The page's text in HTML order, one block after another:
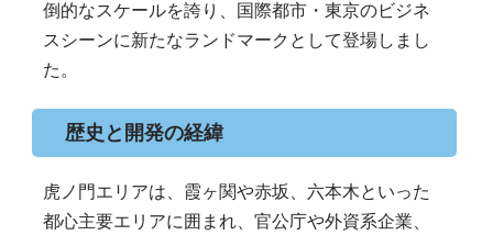
倒的なスケールを誇り、国際都市・東京のビジネ
スシーンに新たなランドマークとして登場しまし
た。
歴史と開発の経緯
虎ノ門エリアは、霞ヶ関や赤坂、六本木といった
都心主要エリアに囲まれ、官公庁や外資系企業、